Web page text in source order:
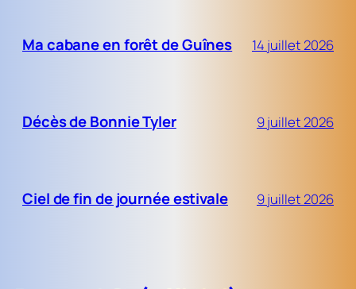
Ma cabane en forêt de Guînes 14 juillet 2026
Décès de Bonnie Tyler 9 juillet 2026
Ciel de fin de journée estivale 9 juillet 2026